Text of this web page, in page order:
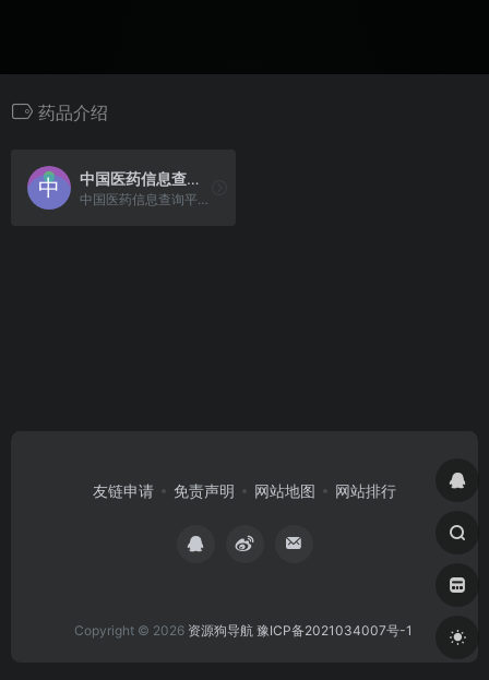
药品介绍
中国医药信息查询平台
中国医药信息查询平台是中国权威医药数据库之一。
友链申请 免责声明 网站地图 网站排行
Copyright © 2026 资源狗导航 豫ICP备2021034007号-1